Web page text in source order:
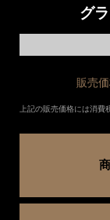
グ
販売
上記の販売価格には消費